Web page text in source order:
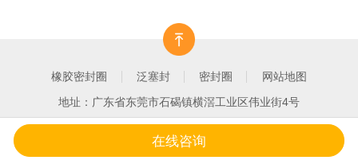
橡胶密封圈 泛塞封 密封圈 网站地图
地址：广东省东莞市石碣镇横滘工业区伟业街4号
产品中心 客户案例 关于我们
在线咨询